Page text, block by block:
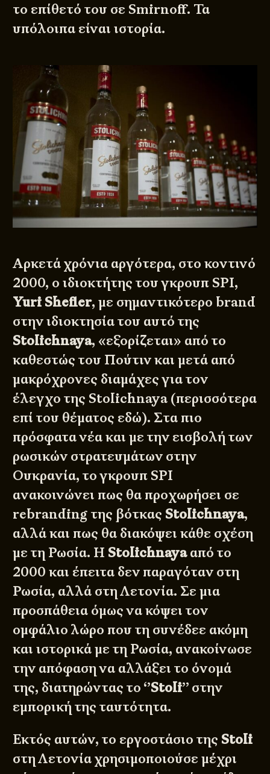
το επίθετό του σε Smirnoff. Τα
υπόλοιπα είναι ιστορία.
Αρκετά χρόνια αργότερα, στο κοντινό
2000, ο ιδιοκτήτης τουγκρουπ SPI,
Yuri Shefler, με σημαντικότερο brand
στην ιδιοκτησία του αυτό της
Stolichnaya, «εξορίζεται» από το
καθεστώς του Πούτιν και μετά από
μακρόχρονες διαμάχες για τον
έλεγχο της Stolichnaya (περισσότερα
επί του θέματος εδώ). Στα πιο
πρόσφατα νέα και με την εισβολή των
ρωσικών στρατευμάτων στην
Ουκρανία, το γκρουπ SPI
ανακοινώνει πως θα προχωρήσει σε
rebranding της βότκας Stolichnaya,
αλλά και πως θα διακόψει κάθε σχέση
με τη Ρωσία. Η Stolichnayaαπό το
2000 και έπειτα δεν παραγόταν στη
Ρωσία, αλλά στη Λετονία. Σε μια
προσπάθεια όμως να κόψει τον
ομφάλιο λώρο που τη συνέδεε ακόμη
και ιστορικά με τη Ρωσία, ανακοίνωσε
την απόφαση να αλλάξει το όνομά
της, διατηρώντας το ‘’Stoli’’ στην
εμπορική της ταυτότητα.
Εκτός αυτών, το εργοστάσιο της Stoli
στη Λετονία χρησιμοποιούσε μέχρι